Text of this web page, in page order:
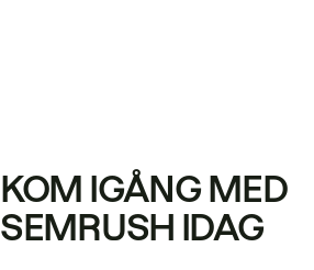
KOM IGÅNG MED
SEMRUSH IDAG